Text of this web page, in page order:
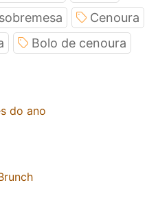
Cenoura
Bolo de cenoura
do ano